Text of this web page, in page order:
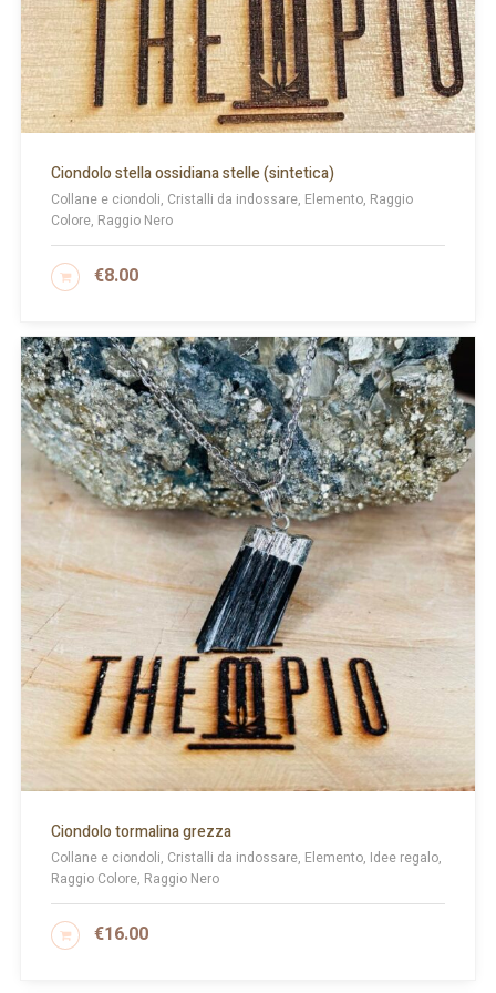
Ciondolo stella ossidiana stelle (sintetica)
Collane e ciondoli, Cristalli da indossare, Elemento, Raggio
Colore, Raggio Nero
€8.00
AGGIUNGI AL CARRELLO
Ciondolo tormalina grezza
Collane e ciondoli, Cristalli da indossare, Elemento, Idee regalo,
Raggio Colore, Raggio Nero
€16.00
AGGIUNGI AL CARRELLO